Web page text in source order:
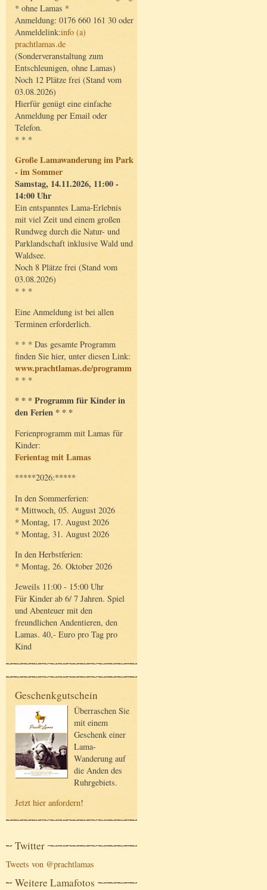
* ohne Lamas *
Anmeldung: 0176 660 161 30 oder
Anmeldelink:info (a)
prachtlamas.de
(Sonderveranstaltung zum
Entschleunigen, ohne Lamas)
Noch 12 Plätze frei (Stand vom
03.08.2026)
Hierfür genügt eine einfache
Anmeldung per Email oder
Telefon.
* * *
Große Lamawanderung im Park
- im Sommer
Samstag, 14.11.2026, 11:00 -
14:00 Uhr
Ein entspanntes Lama-Erlebnis
mit viel Zeit und einem großen
Rundweg durch die Natur- und
Parklandschaft inklusive Wald und
Waldsee.
Noch 8 Plätze frei (Stand vom
03.08.2026)
* * *
Eine Anmeldung ist bei allen
Terminen erforderlich.
* * * Das gesamte Programm
finden Sie hier, unter diesen Link:
www.prachtlamas.de/programm
* * *
* * * Programm für Kinder in
den Ferien * * *
Ferienprogramm mit Lamas für
Kinder:
Ferientag mit Lamas
*****2026:*****
In den Sommerferien:
* Mittwoch, 05. August 2026
* Montag, 17. August 2026
* Montag, 31. August 2026
In den Herbstferien:
* Montag, 26. Oktober 2026
Jeweils 11:00 - 15:00 Uhr
Für Kinder ab 6/ 7 Jahren. Spiel
und Abenteuer mit den
freundlichen Andentieren, den
Lamas. 40,- Euro pro Tag pro
Kind
Geschenkgutschein
Überraschen Sie
mit einem
Geschenk einer
Lama-
Wanderung auf
die Anden des
Ruhrgebiets.
Jetzt hier anfordern!
Twitter
Tweets von @prachtlamas
Weitere Lamafotos